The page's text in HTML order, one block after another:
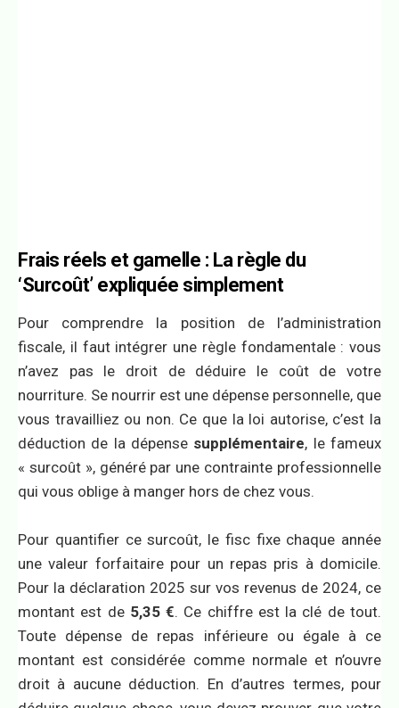
Frais réels et gamelle : La règle du
‘Surcoût’ expliquée simplement
Pour comprendre la position de l’administration
fiscale, il faut intégrer une règle fondamentale : vous
n’avez pas le droit de déduire le coût de votre
nourriture. Se nourrir est une dépense personnelle, que
vous travailliez ou non. Ce que la loi autorise, c’est la
déduction de la dépense supplémentaire, le fameux
« surcoût », généré par une contrainte professionnelle
qui vous oblige à manger hors de chez vous.
Pour quantifier ce surcoût, le fisc fixe chaque année
une valeur forfaitaire pour un repas pris à domicile.
Pour la déclaration 2025 sur vos revenus de 2024, ce
montant est de 5,35 €. Ce chiffre est la clé de tout.
Toute dépense de repas inférieure ou égale à ce
montant est considérée comme normale et n’ouvre
droit à aucune déduction. En d’autres termes, pour